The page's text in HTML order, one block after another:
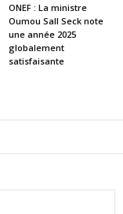
ONEF : La ministre
Oumou Sall Seck note
une année 2025
globalement
satisfaisante